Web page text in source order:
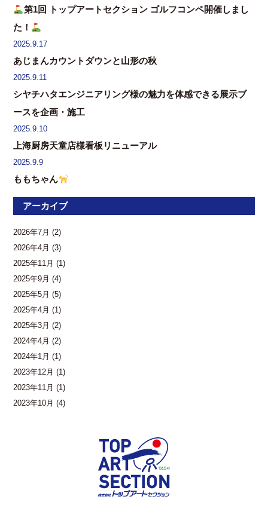
第1回 トップアートセクション ゴルフコンペ開催しまし
た！
2025.9.17
あじまんカウントダウンと山形の秋
2025.9.11
シヤチハタエンジニアリング様の魅力を体感できる展示ブ
ースを企画・施工
2025.9.10
上海厨房天童店様看板リニューアル
2025.9.9
ももちゃん
アーカイブ
2026年7月 (2)
2026年4月 (3)
2025年11月 (1)
2025年9月 (4)
2025年5月 (5)
2025年4月 (1)
2025年3月 (2)
2024年4月 (2)
2024年1月 (1)
2023年12月 (1)
2023年11月 (1)
2023年10月 (4)